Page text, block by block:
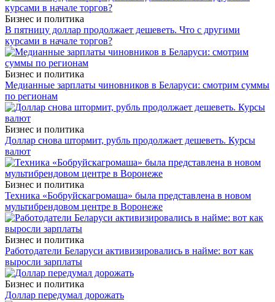
Бизнес и политика
В пятницу доллар продолжает дешеветь. Что с другими
курсами в начале торгов?
Бизнес и политика
Медианные зарплаты чиновников в Беларуси: смотрим суммы
по регионам
Бизнес и политика
Доллар снова штормит, рубль продолжает дешеветь. Курсы
валют
Бизнес и политика
Техника «Бобруйскагромаша» была представлена в новом
мультибрендовом центре в Воронеже
Бизнес и политика
Работодатели Беларуси активизировались в найме: вот как
выросли зарплаты
Бизнес и политика
Доллар передумал дорожать